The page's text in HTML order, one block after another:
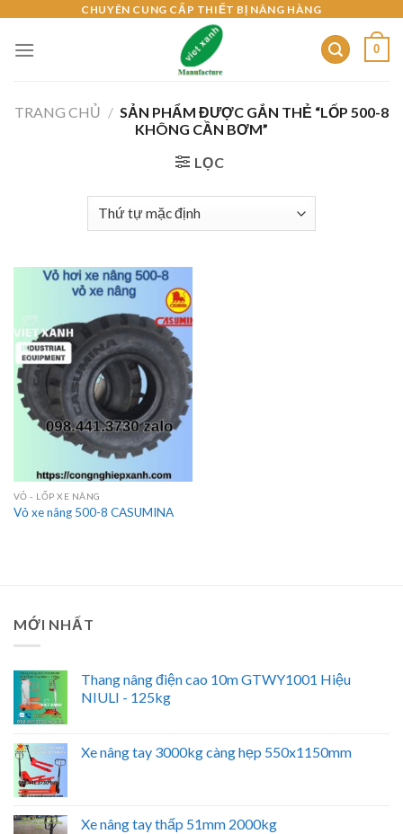
content
CHUYÊN CUNG CẤP THIẾT BỊ NÂNG HÀNG
0
TRANG CHỦ / SẢN PHẨM ĐƯỢC GẮN THẺ “LỐP 500-8
KHÔNG CẦN BƠM”
LỌC
VỎ - LỐP XE NÂNG
Vỏ xe nâng 500-8 CASUMINA
MỚI NHẤT
Thang nâng điện cao 10m GTWY1001 Hiệu
NIULI - 125kg
Xe nâng tay 3000kg càng hẹp 550x1150mm
Xe nâng tay thấp 51mm 2000kg